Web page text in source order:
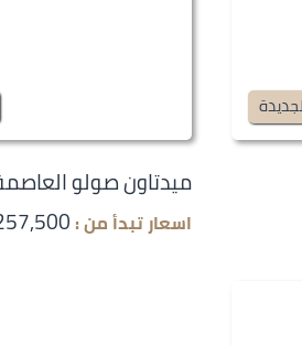
ميدتاون صولو العاصمة
اسعار تبدأ من :